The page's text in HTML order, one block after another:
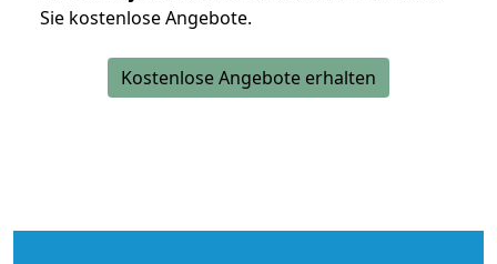
Sie kostenlose Angebote.
Kostenlose Angebote erhalten